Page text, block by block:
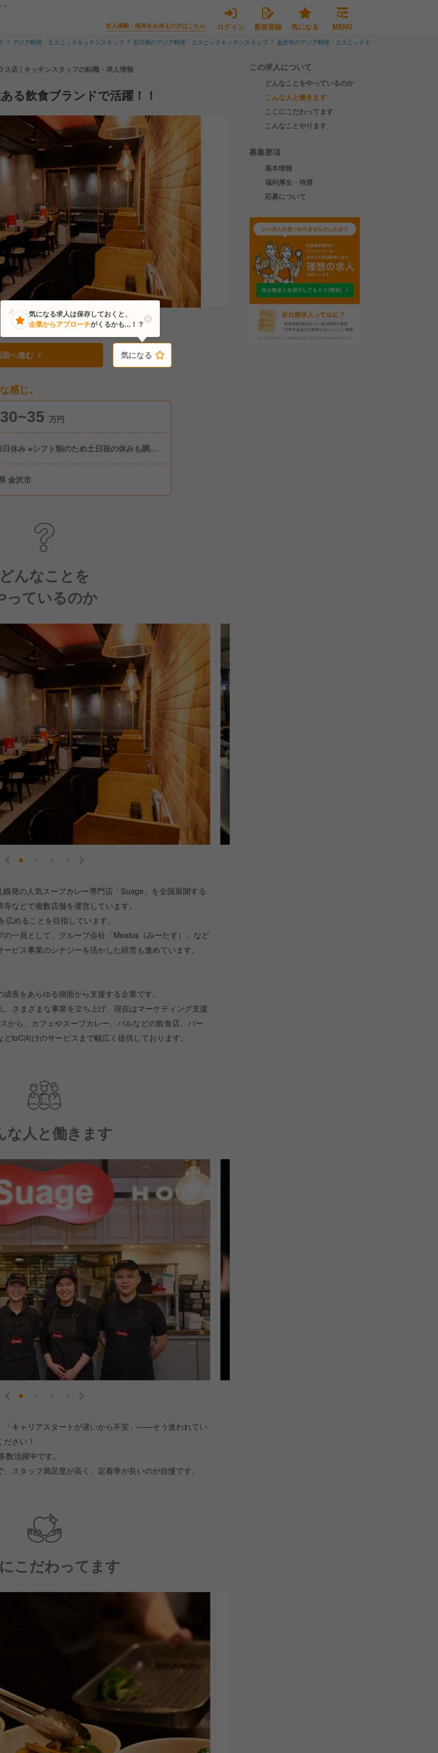
ト
求人掲載・採用をお考えの方はこちら ログイン 新規登録 気になる MENU
アジア料理・エスニックキッチンスタッフ 石川県のアジア料理・エスニックキッチンスタッフ 金沢市のアジア料理・エスニックキッチンスタッフ
店 | キッチンスタッフの転職・求人情報
る飲食ブランドで活躍！！
へ進む 気になる
感じ。
30~35 万円
日休み ※シフト制のため土日祝の休みも調整
金沢市
んなことを
っているのか
発の人気スープカレー専門店「Suage」を全国展開する
などで複数店舗を運営しています。
めることを目指しています。
一員として、グループ会社「Meatus（みーたす）」など
ビス事業のシナジーを活かした経営も進めています。
長をあらゆる側面から支援する企業です。
さまざまな事業を立ち上げ、現在はマーケティング支援
から、カフェやスープカレー、バルなどの飲食店、パー
toC向けのサービスまで幅広く提供しております。
な人と働きます
「キャリアスタートが遅いから不安」——そう迷われてい
さい！
活躍中です。
スタッフ満足度が高く、定着率が良いのが自慢です。
こだわってます
この求人について
どんなことをやっているのか
こんな人と働きます
ここにこだわってます
こんなことやります
募集要項
基本情報
福利厚生・待遇
応募について
気になる
気になる求人は保存しておくと、
企業からアプローチがくるかも...！？